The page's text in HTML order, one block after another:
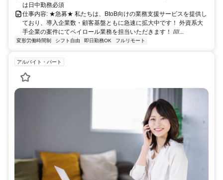
は日中勤務必須
仕事内容: ★急募★ 私たちは、BtoB向けの業務支援サービスを提供し
ており、導入企業数・顧客基盤ともに急速に拡大中です！ 外資系大
手企業の案件にてペイロール業務を担当いただきます！ ////...
変形労働時間制 シフト自由 即日勤務OK フルリモート
アルバイト・パート